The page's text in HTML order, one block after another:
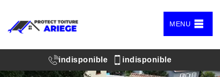
MENU
indisponible indisponible